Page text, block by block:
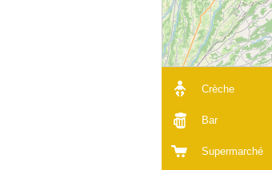
Crèche
Bar
Supermarché